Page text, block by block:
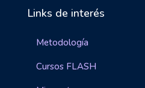
Links de interés
Metodología
Cursos FLASH